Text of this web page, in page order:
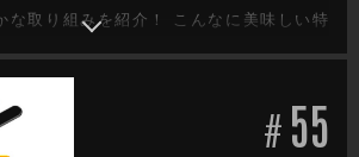
な取り組みを紹介！ こんなに美味しい特
・・。 街の魅力をもっと知ってほし
うしたらいい？ 日本の未来を次世代へと
へのヒントがきっと見つかる！
# 55